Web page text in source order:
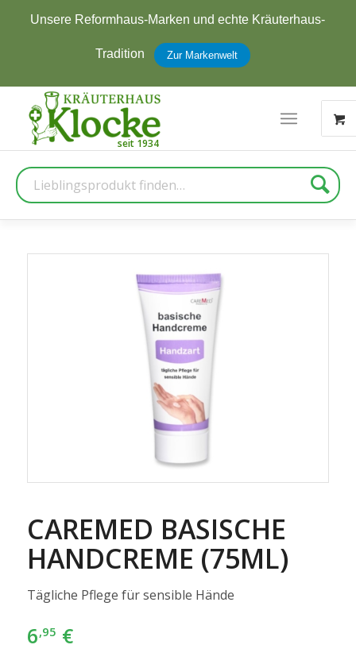
Unsere Reformhaus-Marken und echte Kräuterhaus-
Tradition Zur Markenwelt
Suche
CAREMED BASISCHE
HANDCREME (75ML)
Tägliche Pflege für sensible Hände
6,95 €